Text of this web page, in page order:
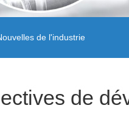
de l'industrie
de